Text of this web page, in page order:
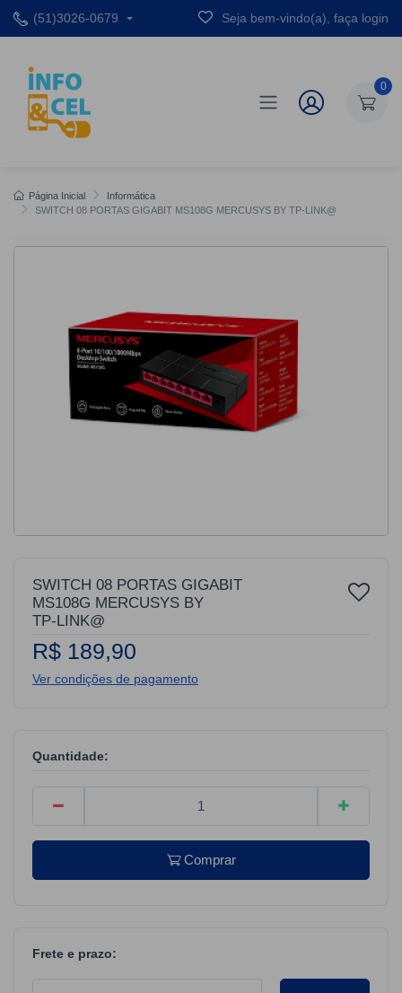
(51)3026-0679 Seja bem-vindo(a), faça login
0
Página Inicial
Informática
SWITCH 08 PORTAS GIGABIT MS108G MERCUSYS BY TP-LINK@
SWITCH 08 PORTAS GIGABIT
MS108G MERCUSYS BY
TP-LINK@
R$ 189,90
Ver condições de pagamento
Quantidade:
Comprar
Frete e prazo: